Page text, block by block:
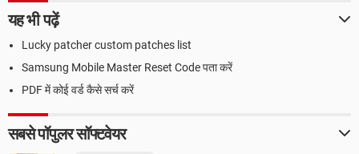
यह भी पढ़ें
Lucky patcher custom patches list
Samsung Mobile Master Reset Code पता करें
PDF में कोई वर्ड कैसे सर्च करें
सबसे पॉपुलर सॉफ्टवेयर